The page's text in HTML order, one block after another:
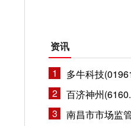
资讯
1
2
3